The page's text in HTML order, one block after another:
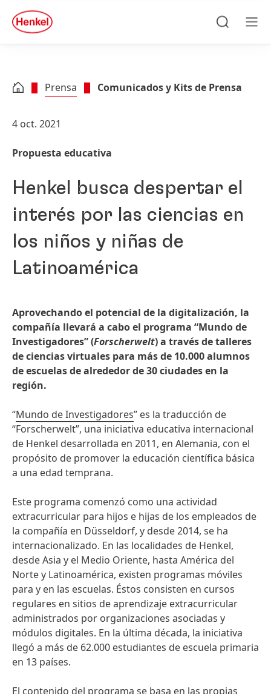
Skip to main content
Skip to footer
quick
search
Prensa Comunicados y Kits de Prensa
4 oct. 2021
Propuesta educativa
Henkel busca despertar el
interés por las ciencias en
los niños y niñas de
Latinoamérica
Aprovechando el potencial de la digitalización, la
compañía llevará a cabo el programa “Mundo de
Investigadores” (Forscherwelt) a través de talleres
de ciencias virtuales para más de 10.000 alumnos
de escuelas de alrededor de 30 ciudades en la
región.
“Mundo de Investigadores” es la traducción de
“Forscherwelt”, una iniciativa educativa internacional
de Henkel desarrollada en 2011, en Alemania, con el
propósito de promover la educación científica básica
a una edad temprana.
Este programa comenzó como una actividad
extracurricular para hijos e hijas de los empleados de
la compañía en Düsseldorf, y desde 2014, se ha
internacionalizado. En las localidades de Henkel,
desde Asia y el Medio Oriente, hasta América del
Norte y Latinoamérica, existen programas móviles
para y en las escuelas. Éstos consisten en cursos
regulares en sitios de aprendizaje extracurricular
administrados por organizaciones asociadas y
módulos digitales. En la última década, la iniciativa
llegó a más de 62.000 estudiantes de escuela primaria
en 13 países.
El contenido del programa se basa en las propias